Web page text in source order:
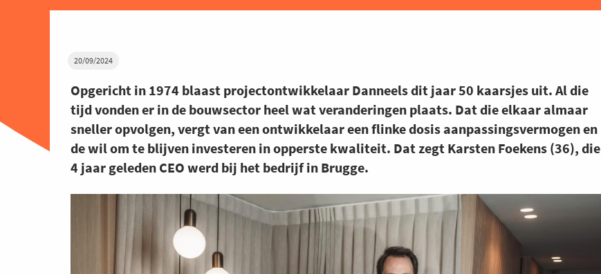
20/09/2024
Opgericht in 1974 blaast projectontwikkelaar Danneels dit jaar 50 kaarsjes uit. Al die
tijd vonden er in de bouwsector heel wat veranderingen plaats. Dat die elkaar almaar
sneller opvolgen, vergt van een ontwikkelaar een flinke dosis aanpassingsvermogen en
de wil om te blijven investeren in opperste kwaliteit. Dat zegt Karsten Foekens (36), die
4 jaar geleden CEO werd bij het bedrijf in Brugge.